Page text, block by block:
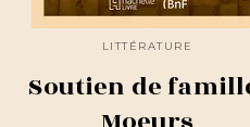
LITTÉRATURE
Soutien de